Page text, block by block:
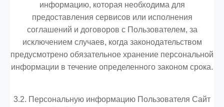
информацию, которая необходима для
предоставления сервисов или исполнения
соглашений и договоров с Пользователем, за
исключением случаев, когда законодательством
предусмотрено обязательное хранение персональной
информации в течение определенного законом срока.
3.2. Персональную информацию Пользователя Сайт